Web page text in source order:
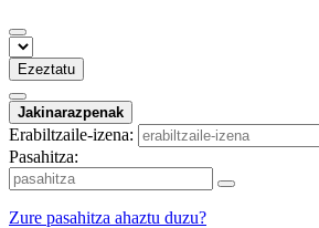
Ezeztatu
Jakinarazpenak
Erabiltzaile-izena:
Pasahitza:
Zure pasahitza ahaztu duzu?